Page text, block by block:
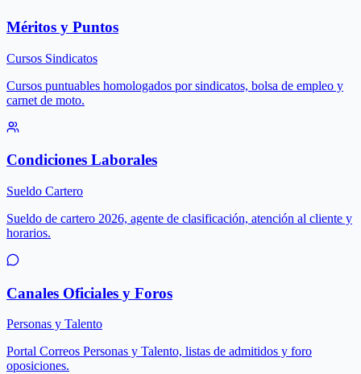
Méritos y Puntos
Cursos Sindicatos
Cursos puntuables homologados por sindicatos, bolsa de empleo y
carnet de moto.
Condiciones Laborales
Sueldo Cartero
Sueldo de cartero 2026, agente de clasificación, atención al cliente y
horarios.
Canales Oficiales y Foros
Personas y Talento
Portal Correos Personas y Talento, listas de admitidos y foro
oposiciones.